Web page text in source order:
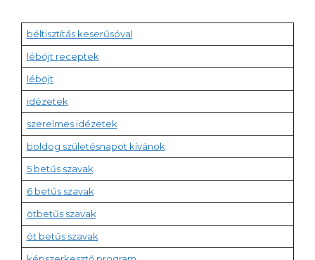
béltisztítás keserűsóval
léböjt receptek
léböjt
idézetek
szerelmes idézetek
boldog születésnapot kívánok
5 betűs szavak
6 betűs szavak
ötbetűs szavak
öt betűs szavak